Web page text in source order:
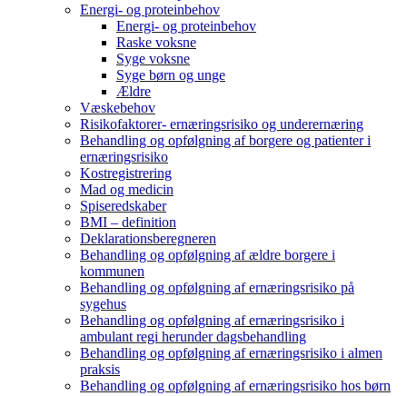
Energi- og proteinbehov
Energi- og proteinbehov
Raske voksne
Syge voksne
Syge børn og unge
Ældre
Væskebehov
Risikofaktorer- ernæringsrisiko og underernæring
Behandling og opfølgning af borgere og patienter i
ernæringsrisiko
Kostregistrering
Mad og medicin
Spiseredskaber
BMI – definition
Deklarationsberegneren
Behandling og opfølgning af ældre borgere i
kommunen
Behandling og opfølgning af ernæringsrisiko på
sygehus
Behandling og opfølgning af ernæringsrisiko i
ambulant regi herunder dagsbehandling
Behandling og opfølgning af ernæringsrisiko i almen
praksis
Behandling og opfølgning af ernæringsrisiko hos børn